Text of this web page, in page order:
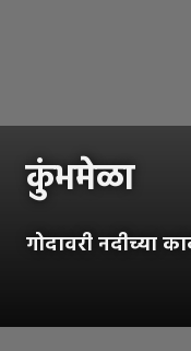
कुंभमेळा
गोदावरी नदीच्या